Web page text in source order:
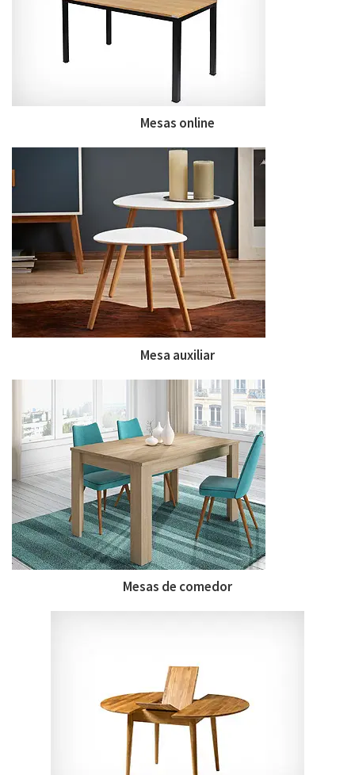
Mesas online
Mesa auxiliar
Mesas de comedor